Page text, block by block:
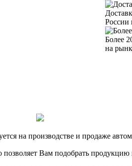
Более
на
на производстве и продаже
Вам подобрать